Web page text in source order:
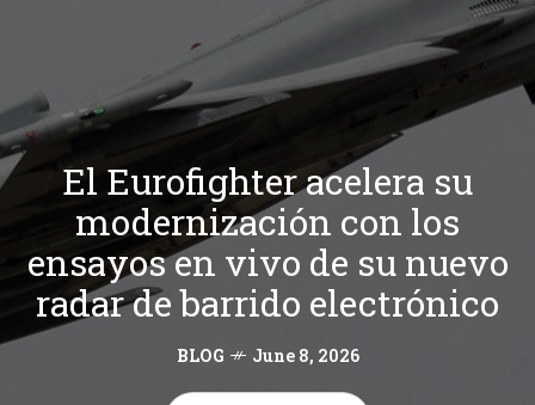
El Eurofighter acelera su
modernización con los
ensayos en vivo de su nuevo
radar de barrido electrónico
BLOG June 8, 2026